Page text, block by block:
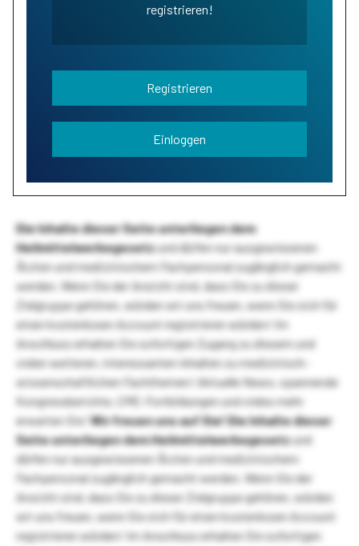
registrieren!
Registrieren
Einloggen
Die Inhalte dieser Seite unterliegen dem
Heilmittelwerbegesetzund dürfen nur ausgewiesenen
Ärzten und medizinischem Fachpersonal zugänglich gemacht
werden. Wenn Sie der Ansicht sind, dass Sie zu dieser
Zielgruppe gehören, würden wir uns freuen, wenn Sie sich für
einen kostenlosen Account registrieren würden! Im
Anschluss erhalten Sie sofortigen Zugang zu diesem und
vielen weiteren, interessanten Inhalten zu medizinisch-
wissenschaftlichen Fachthemen! Aktuelle News, spannende
Kongressberichte, CME-Fortbildungen und vieles mehr
erwarten Sie!Wir freuen uns auf Sie!Die Inhalte dieser
Seite unterliegen dem Heilmittelwerbegesetzund
dürfen nur ausgewiesenen Ärzten und medizinischem
Fachpersonal zugänglich gemacht werden. Wenn Sie der
Ansicht sind, dass Sie zu dieser Zielgruppe gehören, würden
wir uns freuen, wenn Sie sich für einen kostenlosen Account
registrieren würden! Im Anschluss erhalten Sie sofortigen